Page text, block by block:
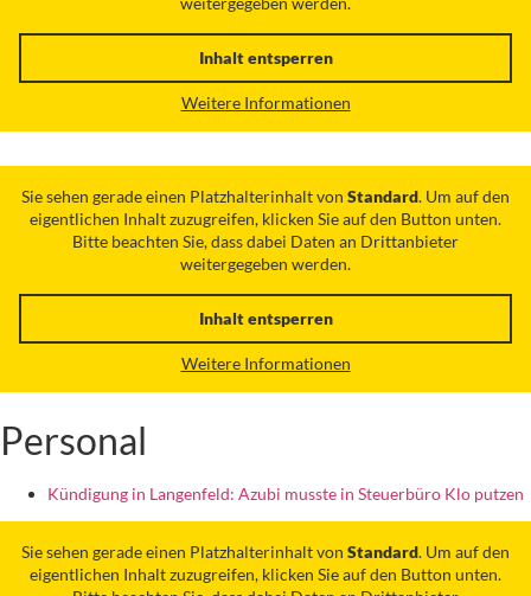
Inhalt entsperren
Weitere Informationen
Sie sehen gerade einen Platzhalterinhalt von Standard. Um auf den
eigentlichen Inhalt zuzugreifen, klicken Sie auf den Button unten.
Bitte beachten Sie, dass dabei Daten an Drittanbieter
weitergegeben werden.
Inhalt entsperren
Weitere Informationen
Personal
Kündigung in Langenfeld: Azubi musste in Steuerbüro Klo putzen
Sie sehen gerade einen Platzhalterinhalt von Standard. Um auf den
eigentlichen Inhalt zuzugreifen, klicken Sie auf den Button unten.